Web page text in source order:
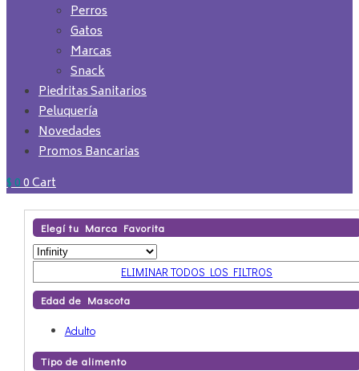
Perros
Gatos
Marcas
Snack
Piedritas Sanitarios
Peluquería
Novedades
Promos Bancarias
$00Cart
Elegí tu Marca Favorita
ELIMINAR TODOS LOS FILTROS
Edad de Mascota
Adulto
Tipo de alimento